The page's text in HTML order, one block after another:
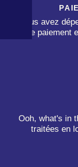
Vous avez
de
Ooh, what's in
traitées en